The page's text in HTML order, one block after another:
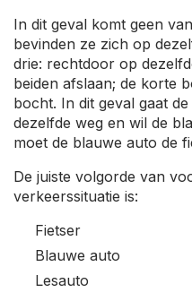
In dit geval komt geen
bevinden ze zich op
drie: rechtdoor op
beiden afslaan; de korte
bocht. In dit geval gaat
dezelfde weg en wil de
moet de blauwe auto de
De juiste volgorde van
verkeerssituatie is:
Fietser
Blauwe auto
Lesauto